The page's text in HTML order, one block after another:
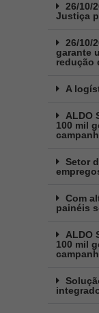
26/10/
Justiça
26/10/
garante
redução
A
ALDO
100 mil
Setor
Com
painéis
ALDO
100 mil